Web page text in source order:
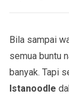
Bila sampai
semua buntu
banyak. Tapi
Istanoodle